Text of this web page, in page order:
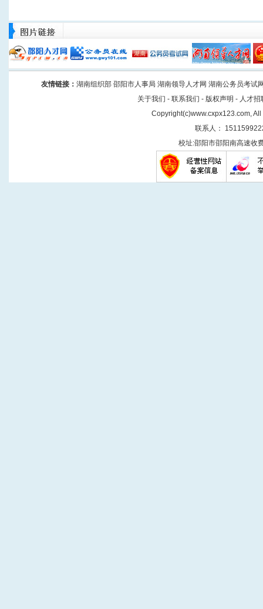
友情链接 ： 湖南组织部 邵阳市人事局 湖南领导人才网 湖南公务员考试
关于我们 - 联系我们 - 版权声明 - 人才招
Copyright(c)www.cxpx123.com,
联系人：
校址:邵阳市邵阳南高速收